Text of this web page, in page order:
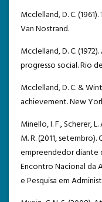
Mcclelland, D. C.
Van Nostrand.
Mcclelland, D. C.
progresso social. Rio
Mcclelland, D. C. &
achievement. New
Minello, I. F., Scherer, L.
M. R. (2011,
empreendedor diante
Encontro Nacional da
e Pesquisa em